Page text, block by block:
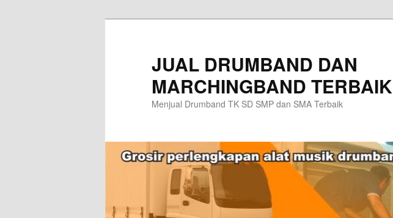
JUAL DRUMBAND DAN
MARCHINGBAND TERBAIK
Menjual Drumband TK SD SMP dan SMA Terbaik